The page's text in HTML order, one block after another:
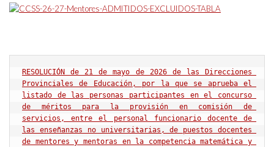
RESOLUCIÓN de 21 de mayo de 2026 de las Direcciones
Provinciales de Educación, por la que se aprueba el
listado de las personas participantes en el concurso
de méritos para la provisión en comisión de
servicios, entre el personal funcionario docente de
las enseñanzas no universitarias, de puestos docentes
de mentores y mentoras en la competencia matemática y